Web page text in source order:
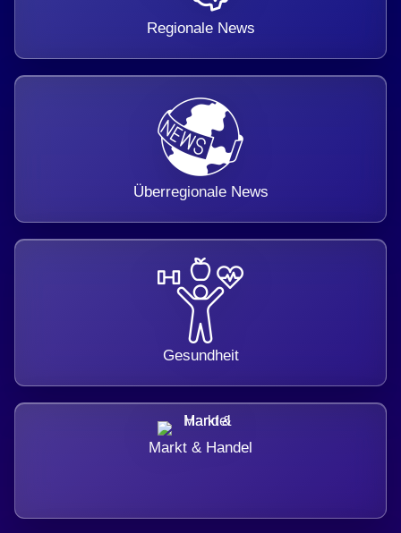
Regionale News
Überregionale News
Gesundheit
Markt & Handel